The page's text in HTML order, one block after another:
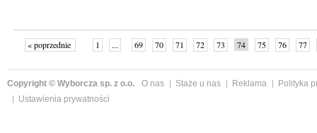
« poprzednie 1 ... 69 70 71 72 73 74 75 76
77
Copyright © Wyborcza sp. z o.o. O nas Staże u nas Reklama
Polityka
Ustawienia prywatności